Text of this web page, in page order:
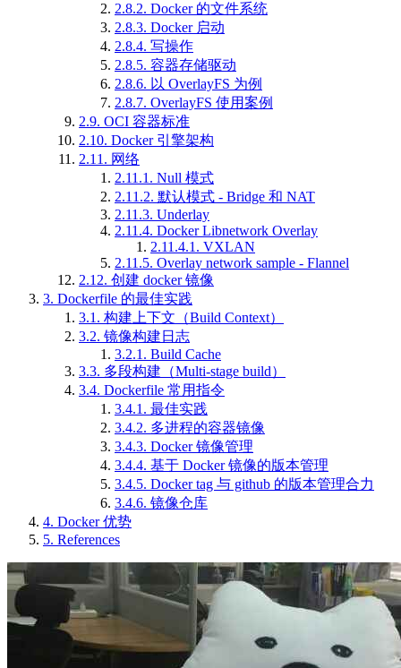
2.8.2. Docker 的文件系统
2.8.3. Docker 启动
2.8.4. 写操作
2.8.5. 容器存储驱动
2.8.6. 以 OverlayFS 为例
2.8.7. OverlayFS 使用案例
2.9. OCI 容器标准
2.10. Docker 引擎架构
2.11. 网络
2.11.1. Null 模式
2.11.2. 默认模式 - Bridge 和 NAT
2.11.3. Underlay
2.11.4. Docker Libnetwork Overlay
2.11.4.1. VXLAN
2.11.5. Overlay network sample - Flannel
2.12. 创建 docker 镜像
3. Dockerfile 的最佳实践
3.1. 构建上下文（Build Context）
3.2. 镜像构建日志
3.2.1. Build Cache
3.3. 多段构建（Multi-stage build）
3.4. Dockerfile 常用指令
3.4.1. 最佳实践
3.4.2. 多进程的容器镜像
3.4.3. Docker 镜像管理
3.4.4. 基于 Docker 镜像的版本管理
3.4.5. Docker tag 与 github 的版本管理合力
3.4.6. 镜像仓库
4. Docker 优势
5. References